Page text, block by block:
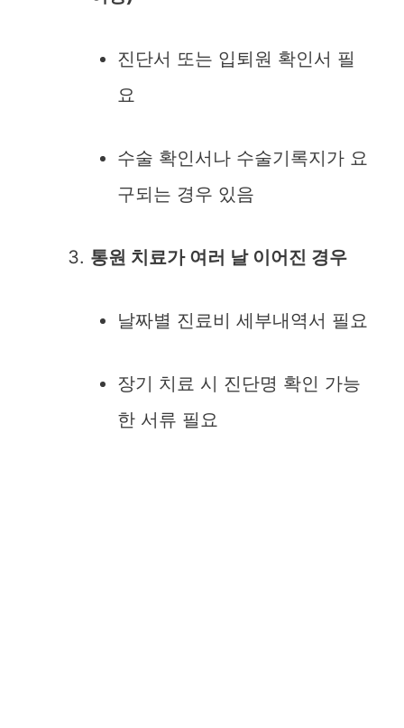
진단서 또는 입퇴원 확인서 필
요
수술 확인서나 수술기록지가 요
구되는 경우 있음
통원 치료가 여러 날 이어진 경우
날짜별 진료비 세부내역서 필요
장기 치료 시 진단명 확인 가능
한 서류 필요